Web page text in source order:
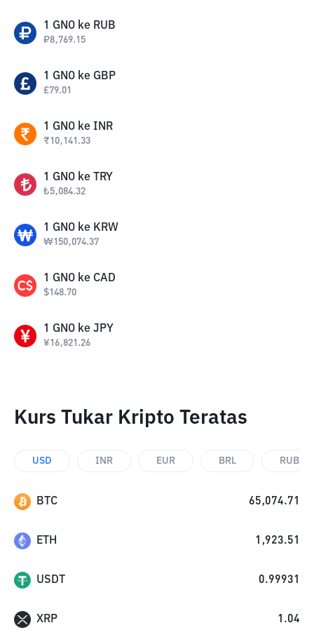
1 GNO ke RUB
₽8,769.15
1 GNO ke GBP
£79.01
1 GNO ke INR
₹10,141.33
1 GNO ke TRY
₺5,084.32
1 GNO ke KRW
₩150,074.37
1 GNO ke CAD
$148.70
1 GNO ke JPY
¥16,821.26
Kurs Tukar Kripto Teratas
USD INR EUR BRL RUB
BTC 65,074.71
ETH 1,923.51
USDT 0.99931
XRP 1.04